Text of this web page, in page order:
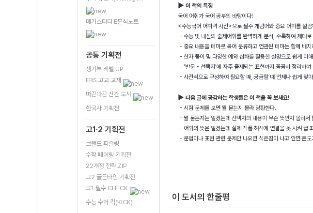
메가스터디 E분석노트
공통 기획전
생기부 레벨 UP
EBS 고교 교재
따끈따끈 신간 도서
한국사 기획전
고1·2 기획전
브랜드 퍼즐링
수학 페어링 기획전
22개정 전략.ZIP
고2 골든타임 기획전
고1 필수 CHECK
수능 수학 킥(KICK)
▶ 이 책의 특징
국어 어휘가 국어 공부의 바탕이다!
<수능국어 어휘력 사전>으로 필수 개념어와 중요 어휘를 깔
- 수능 및 내신의 출제어휘를 완벽하게 분석, 수록하여 제대
- 중요 내용을 테마로 묶어 분류하고 연관된 테마는 함께 배
- 한자 풀이 및 다양한 예와 삽화를 활용한 설명으로 쉽게 이
- ‘발문 - 선택지’에 자주 출제되는 표현까지 꼼꼼히 정리하
- 사전식으로 구성하여 필요할 때, 궁금할 때 언제나 쉽게 찾
▶ 다음 글에 공감하는 학생들은 이 책을 꼭 보세요!
- 시험 문제를 보면 뭘 묻는지 몰라 당황한다.
- 뭘 묻는지는 알겠는데 선택지의 내용이 무슨 뜻인지 몰라서
- 어휘의 뜻은 알겠는데 실제 작품 해석에 연결을 못 시켜 급
- 문법이나 표현 관련 문제만 나오면 식은땀이 나고 안면 온도
이 도서의 한줄평